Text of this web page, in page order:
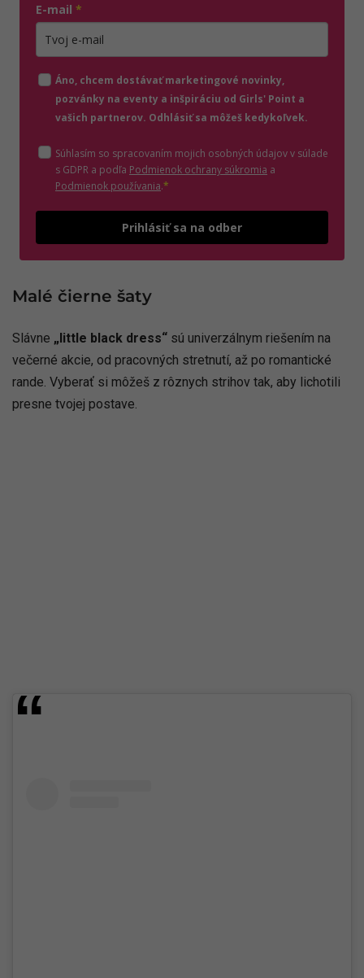
E-mail *
Áno, chcem dostávať marketingové novinky,
pozvánky na eventy a inšpiráciu od Girls' Point a
vašich partnerov. Odhlásiť sa môžeš kedykoľvek.
Súhlasím so spracovaním mojich osobných údajov v súlade
s GDPR a podľa Podmienok ochrany súkromia (otvorí sa v novom
a
Podmienok používania(otvorí sa v novom okne)
.*
Prihlásiť sa na odber
Malé čierne šaty
Slávne „little black dress“ sú univerzálnym riešením na
večerné akcie, od pracovných stretnutí, až po romantické
rande. Vyberať si môžeš z rôznych strihov tak, aby lichotili
presne tvojej postave.